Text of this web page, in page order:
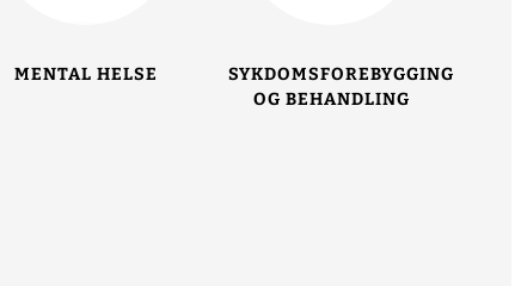
MENTAL HELSE
SYKDOMSFOREBYGGING
OG BEHANDLING